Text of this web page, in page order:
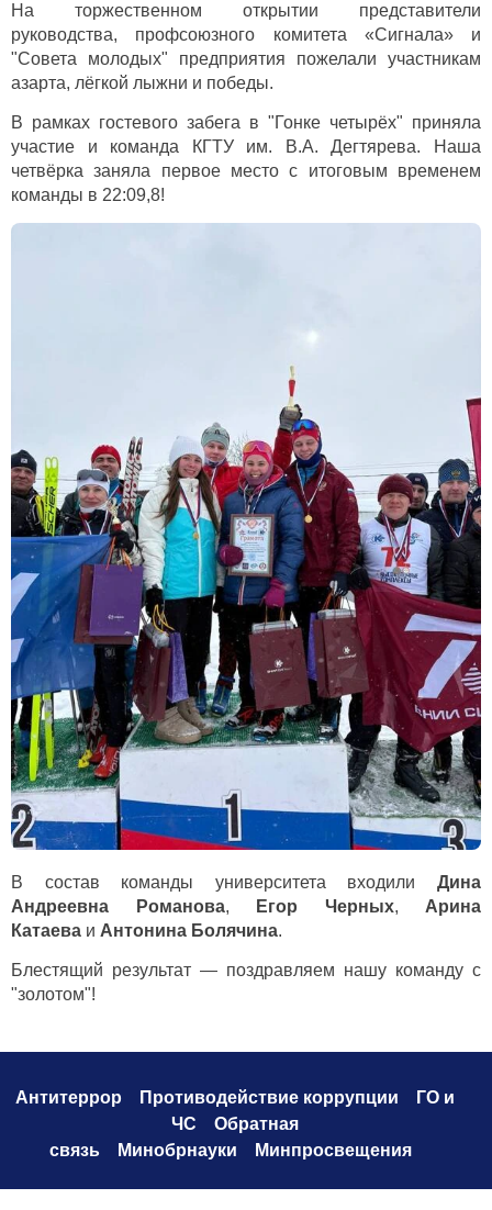
На торжественном открытии представители
руководства, профсоюзного комитета «Сигнала» и
"Совета молодых" предприятия пожелали участникам
азарта, лёгкой лыжни и победы.
В рамках гостевого забега в "Гонке четырёх" приняла
участие и команда КГТУ им. В.А. Дегтярева. Наша
четвёрка заняла первое место с итоговым временем
команды в 22:09,8!
В состав команды университета входили Дина
Андреевна Романова, Егор Черных, Арина
Катаева и Антонина Болячина.
Блестящий результат — поздравляем нашу команду с
"золотом"!
Антитеррор Противодействие коррупции
ГО и
ЧС
Обратная
связь
Минобрнауки Минпросвещения